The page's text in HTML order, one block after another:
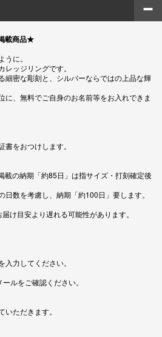
載商品★
に。
ッジリングです。
細密な彫刻と、シルバーならではの上品な輝
に、無料でご自身のお名前等をお入れできま
をおつけします。
載の納期「約85日」は指サイズ・打刻確定後
日数を考慮し、納期「約100日」要します。
け目安より遅れる可能性があります。
力してください。
ルをご確認ください。
ただきます。